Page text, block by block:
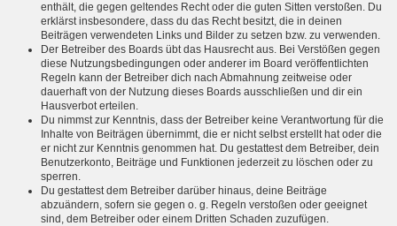
enthält, die gegen geltendes Recht oder die guten Sitten verstoßen. Du
erklärst insbesondere, dass du das Recht besitzt, die in deinen
Beiträgen verwendeten Links und Bilder zu setzen bzw. zu verwenden.
Der Betreiber des Boards übt das Hausrecht aus. Bei Verstößen gegen
diese Nutzungsbedingungen oder anderer im Board veröffentlichten
Regeln kann der Betreiber dich nach Abmahnung zeitweise oder
dauerhaft von der Nutzung dieses Boards ausschließen und dir ein
Hausverbot erteilen.
Du nimmst zur Kenntnis, dass der Betreiber keine Verantwortung für die
Inhalte von Beiträgen übernimmt, die er nicht selbst erstellt hat oder die
er nicht zur Kenntnis genommen hat. Du gestattest dem Betreiber, dein
Benutzerkonto, Beiträge und Funktionen jederzeit zu löschen oder zu
sperren.
Du gestattest dem Betreiber darüber hinaus, deine Beiträge
abzuändern, sofern sie gegen o. g. Regeln verstoßen oder geeignet
sind, dem Betreiber oder einem Dritten Schaden zuzufügen.